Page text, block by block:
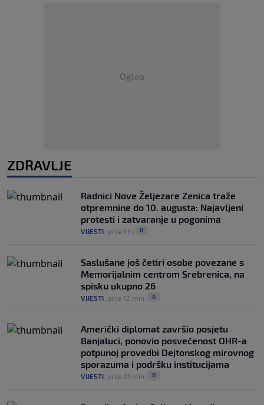
Oglas
ZDRAVLJE
Radnici Nove Željezare Zenica traže
otpremnine do 10. augusta: Najavljeni
protesti i zatvaranje u pogonima
VIJESTI prije 1 h 0
Saslušane još četiri osobe povezane s
Memorijalnim centrom Srebrenica, na
spisku ukupno 26
VIJESTI prije 12 min 0
Američki diplomat završio posjetu
Banjaluci, ponovio posvećenost OHR-a
potpunoj provedbi Dejtonskog mirovnog
sporazuma i podršku institucijama
VIJESTI prije 21 min 0